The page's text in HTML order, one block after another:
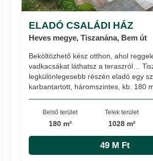
ELADÓ CSALÁDI HÁZ
Heves megye, Tiszanána, Bem út
Beköltözhető kész otthon, ahol
vadkacsákat láthatsz a teraszról…
legkülönlegesebb részén eladó egy
karbantartott, háromszintes, kb. 180
Belső terület
180 m²
Telek terület
1028 m²
49 M Ft